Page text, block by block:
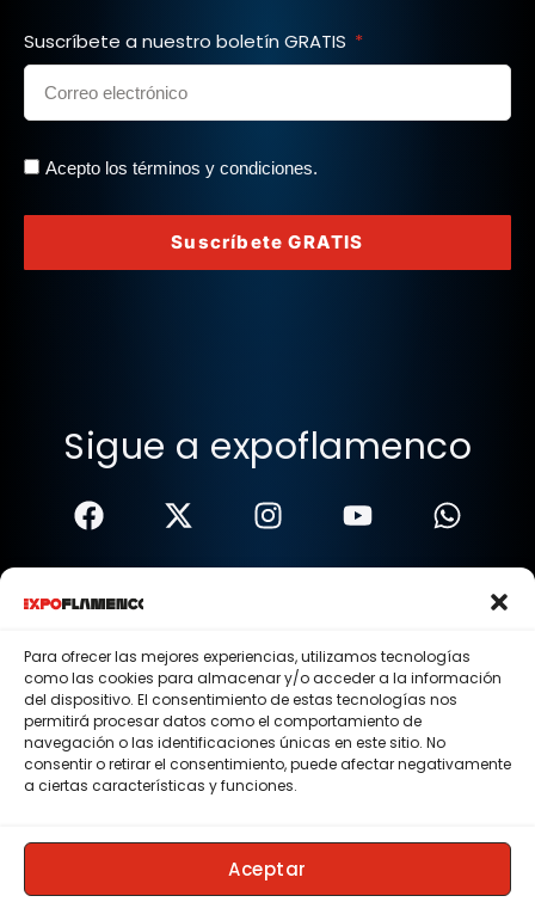
Para ofrecer las mejores experiencias, utilizamos tecnologías
como las cookies para almacenar y/o acceder a la información
del dispositivo. El consentimiento de estas tecnologías nos
permitirá procesar datos como el comportamiento de
navegación o las identificaciones únicas en este sitio. No
consentir o retirar el consentimiento, puede afectar negativamente
a ciertas características y funciones.
Aceptar
Suscríbete a nuestro boletín GRATIS
Acepto los términos y condiciones.
Suscríbete GRATIS
Sigue a expoflamenco
Términos Y Condiciones
Política De Privacidad
Política De Cookies
Aviso Legal
© 2015 - 2026 . Todos los derechos reservados.
Contacto